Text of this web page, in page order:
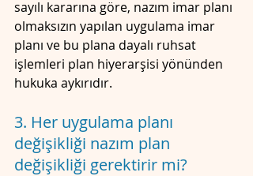
sayılı kararına göre, nazım imar planı
olmaksızın yapılan uygulama imar
planı ve bu plana dayalı ruhsat
işlemleri plan hiyerarşisi yönünden
hukuka aykırıdır.
3. Her uygulama planı
değişikliği nazım plan
değişikliği gerektirir mi?